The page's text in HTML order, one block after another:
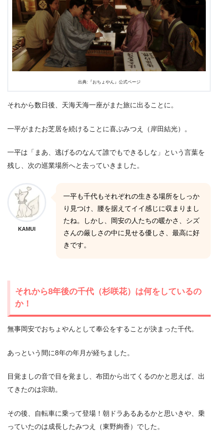
出典:『おちょやん』公式ページ
それから数日後、天海天海一座がまた旅に出ることに。
一平がまたお芝居を続けることに喜ぶみつえ（岸田結光）。
一平は「まあ、逃げるのなんて誰でもできるしな」という言葉を
残し、次の巡業場所へと去っていきました。
KAMUI
一平も千代もそれぞれの生きる場所をしっか
り見つけ、腰を据えてイイ感じに収まりまし
たね。しかし、岡安の人たちの暖かさ、シズ
さんの厳しさの中に見せる優しさ、最高に好
きです。
それから8年後の千代（杉咲花）は何をしているの
か！
無事岡安でおちょやんとして奉公をすることが決まった千代。
あっという間に8年の年月が経ちました。
目覚ましの音で目を覚まし、布団から出てくるのかと思えば、出
てきたのは宗助。
その後、自転車に乗って登場！朝ドラあるあるかと思いきや、乗
っていたのは成長したみつえ（東野絢香）でした。